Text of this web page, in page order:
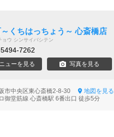
～くちはっちょう～ 心斎橋店
ョウ シンサイバシテン
7262
ューを見る 写真を見る
市中央区東心斎橋2-8-30
地図を見る
御堂筋線 心斎橋駅 6番出口 徒歩5分